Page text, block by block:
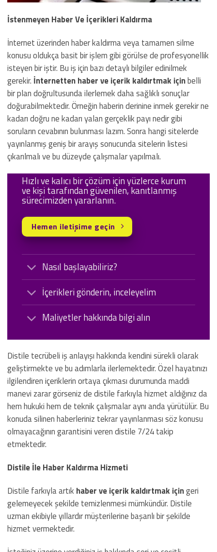
İstenmeyen Haber Ve İçerikleri Kaldırma
İnternet üzerinden haber kaldırma veya tamamen silme
konusu oldukça basit bir işlem gibi görülse de profesyonellik
isteyen bir iştir. Bu iş için bazı detaylı bilgiler edinilmek
gerekir. İnternetten haber ve içerik kaldırtmak içinbelli
bir plan doğrultusunda ilerlemek daha sağlıklı sonuçlar
doğurabilmektedir. Örneğin haberin derinine inmek gerekir ne
kadarı doğru ne kadarı yalan gerçeklik payı nedir gibi
soruların cevabının bulunması lazım. Sonra hangi sitelerde
yayınlanmış geniş bir arayış sonucunda sitelerin listesi
çıkarılmalı ve bu düzeyde çalışmalar yapılmalı.
Nasıl başlayabiliriz?
İçerikleri gönderin, inceleyelim
Maliyetler hakkında bilgi alın
Hızlı ve kalıcı bir çözüm için yüzlerce kurum
ve kişi tarafından güvenilen, kanıtlanmış
sürecimizden yararlanın.
Hemen iletişime geçin
Distile tecrübeli iş anlayışı hakkında kendini sürekli olarak
geliştirmekte ve bu adımlarla ilerlemektedir. Özel hayatınızı
ilgilendiren içeriklerin ortaya çıkması durumunda maddi
manevi zarar görseniz de distile farkıyla hizmet aldığınız da
hem hukuki hem de teknik çalışmalar aynı anda yürütülür. Bu
konuda silinen haberleriniz tekrar yayınlanması söz konusu
olmayacağının garantisini veren distile 7/24 takip
etmektedir.
Distile İle Haber Kaldırma Hizmeti
Distile farkıyla artık haber ve içerik kaldırtmak içingeri
gelemeyecek şekilde temizlenmesi mümkündür. Distile
uzman ekibiyle yıllardır müşterilerine başarılı bir şekilde
hizmet vermektedir.